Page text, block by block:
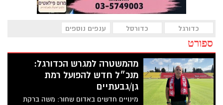
כדורגל כדורסל ענפים נוספים
ספורט
מהמשטרה למגרש הכדורגל:
מנכ״ל חדש להפועל רמת
גן/גבעתיים
מינויים חדשים באדום שחור: משה ברקת